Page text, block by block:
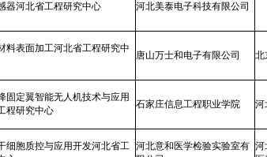
器河北省工程研究中心 河北美泰电子科技有限公司
料表面加工河北省工程研究中
唐山万士和电子有限公司 北
固定翼智能无人机技术与应用
程研究中心
石家庄信息工程职业学院 河
细胞质控与应用开发河北省工
河北意和医学检验实验室有 河